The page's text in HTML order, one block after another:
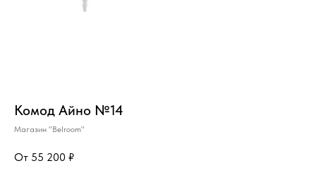
Комод Айно №14
Магазин "Belroom"
55 200 ₽